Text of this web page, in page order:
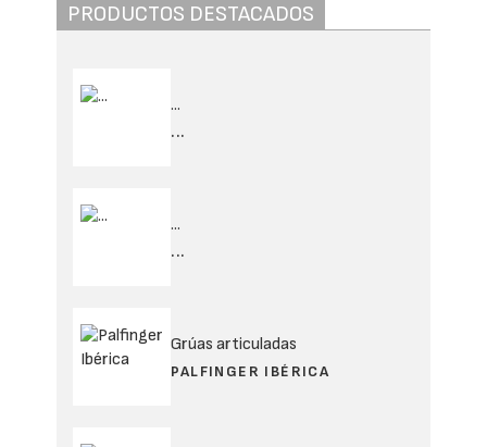
PRODUCTOS DESTACADOS
...
...
...
...
Grúas articuladas
PALFINGER IBÉRICA